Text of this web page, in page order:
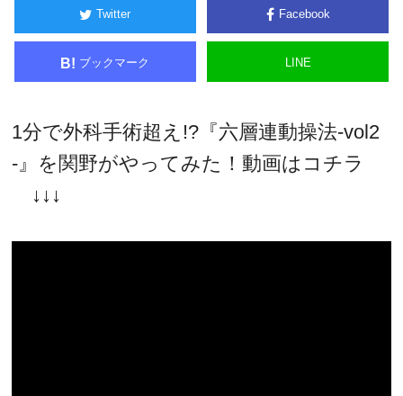
Twitter Facebook
B! ブックマーク LINE
1分で外科手術超え!?『六層連動操法-vol2
-』を関野がやってみた！動画はコチラ
↓↓↓